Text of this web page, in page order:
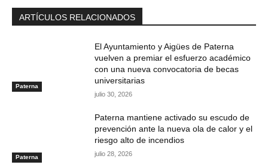
ARTÍCULOS RELACIONADOS
Paterna
El Ayuntamiento y Aigües de Paterna
vuelven a premiar el esfuerzo académico
con una nueva convocatoria de becas
universitarias
julio 30, 2026
Paterna
Paterna mantiene activado su escudo de
prevención ante la nueva ola de calor y el
riesgo alto de incendios
julio 28, 2026